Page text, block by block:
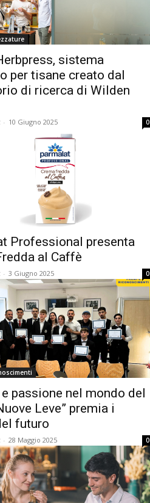
sistema
per tisane creato dal
di ricerca di Wilden
- 10 Giugno 2025 0
Professional presenta
al Caffè
- 3 Giugno 2025 0
passione nel mondo del
Leve” premia i
futuro
- 28 Maggio 2025 0